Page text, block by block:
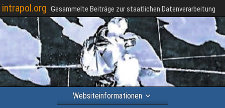
intrapol.org Gesammelte Beiträge zur staatlichen Datenverarbeitung
Websiteinformationen